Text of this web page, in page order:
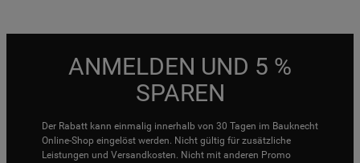
ANMELDEN UND 5 %
SPAREN
Der Rabatt kann einmalig innerhalb von 30 Tagen im Bauknecht
Online-Shop eingelöst werden. Nicht gültig für zusätzliche
Leistungen und Versandkosten. Nicht mit anderen Promo